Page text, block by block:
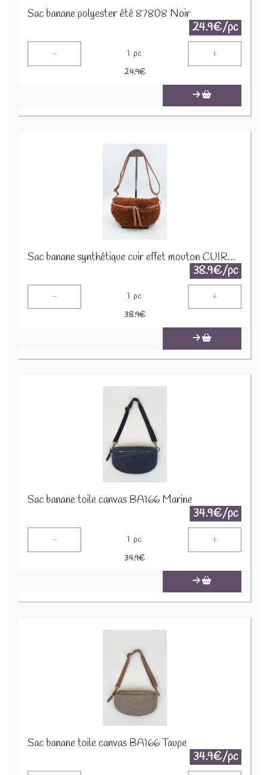
Sac banane polyester été 87808 Noir
24.9€/pc
- 1 pc +
24.9€
Sac banane synthétique cuir effet mouton CUIR-IT-876-3 Marron
38.9€/pc
- 1 pc +
38.9€
Sac banane toile canvas BA166 Marine
34.9€/pc
- 1 pc +
34.9€
Sac banane toile canvas BA166 Taupe
34.9€/pc